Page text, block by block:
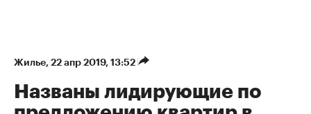
Жилье⁠, 22 апр 2019, 13:52
Названы лидирующие по